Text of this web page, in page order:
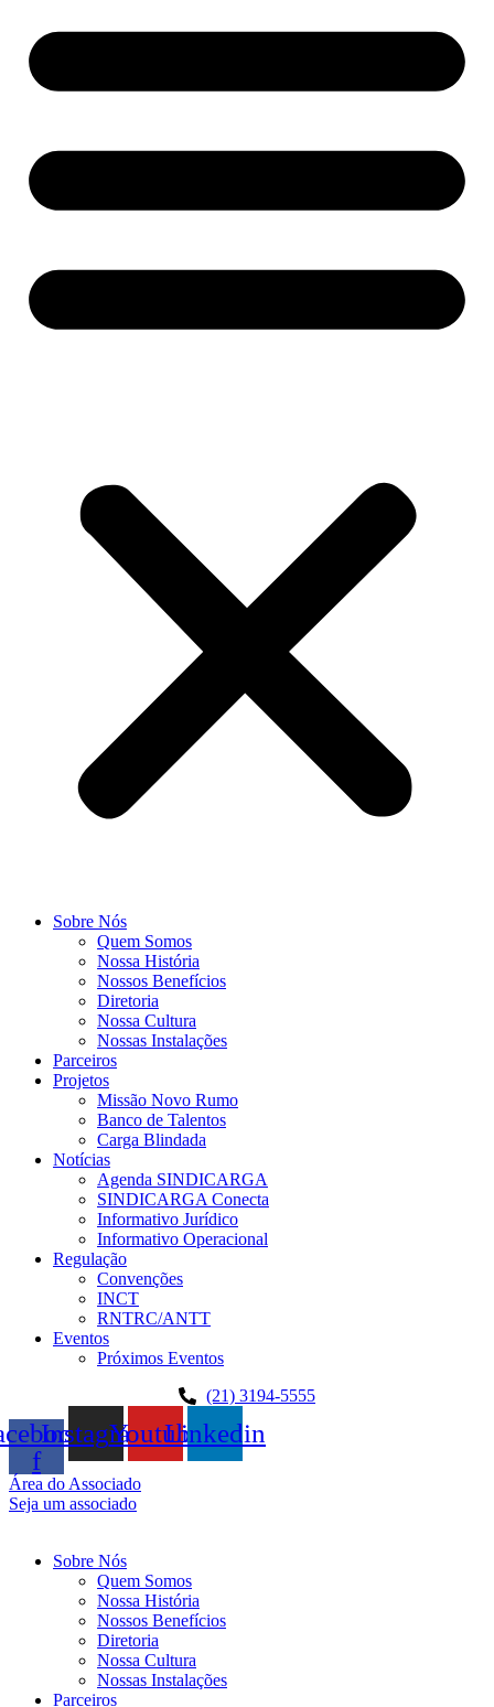
Sobre Nós
Quem Somos
Nossa História
Nossos Benefícios
Diretoria
Nossa Cultura
Nossas Instalações
Parceiros
Projetos
Missão Novo Rumo
Banco de Talentos
Carga Blindada
Notícias
Agenda SINDICARGA
SINDICARGA Conecta
Informativo Jurídico
Informativo Operacional
Regulação
Convenções
INCT
RNTRC/ANTT
Eventos
Próximos Eventos
(21) 3194-5555
f
InstagramYoutubeLinkedin
Área do Associado
Seja um associado
Sobre Nós
Quem Somos
Nossa História
Nossos Benefícios
Diretoria
Nossa Cultura
Nossas Instalações
Parceiros